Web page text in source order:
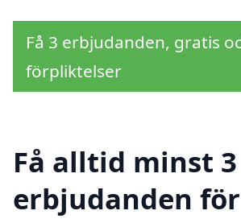
Få 3 erbjudanden, gratis
förpliktelser
Få alltid minst 3
erbjudanden för